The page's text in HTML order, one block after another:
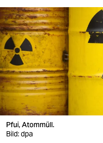
berlin
nord
wahrheit
verlag
verlag
veranstaltungen
Pfui, Atommüll.
Bild: dpa